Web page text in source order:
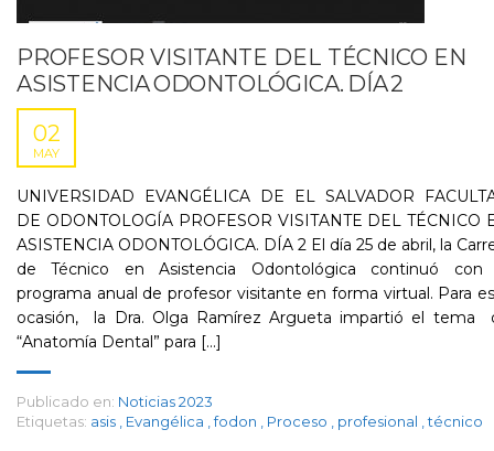
PROFESOR VISITANTE DEL TÉCNICO EN
ASISTENCIA ODONTOLÓGICA. DÍA 2
02
MAY
UNIVERSIDAD EVANGÉLICA DE EL SALVADOR
DE ODONTOLOGÍA PROFESOR VISITANTE DEL TÉCNICO
ASISTENCIA ODONTOLÓGICA. DÍA 2 El día 25 de abril, la
de Técnico en Asistencia Odontológica continuó con
programa anual de profesor visitante en forma virtual. Para
ocasión, la Dra. Olga Ramírez Argueta impartió el tema
“Anatomía Dental” para [...]
Publicado en: Noticias 2023
Etiquetas: asis Evangélica fodon Proceso profesional técnico